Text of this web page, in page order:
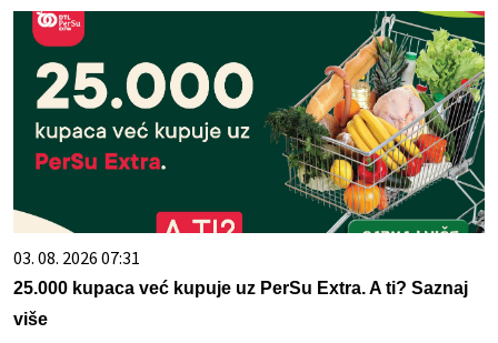
03. 08. 2026 07:31
25.000 kupaca već kupuje uz PerSu Extra. A ti? Saznaj
više